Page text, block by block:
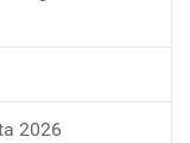
2026